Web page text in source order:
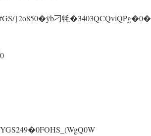
ÿb刁牦�3403QCQviQ Pg�0�
ÿgYGS249�0FOHS_(WgQ0W